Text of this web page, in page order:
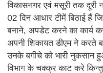
विकासनगर एवं मसूरी तक दूरी
02 दिन आधार टीमें बिठाई हैं
बनाने, अपडेट करने का कार्य
अपनी शिकायत डीएम ने करते
उनके बगीचे को भारी नुकसान
विभाग के चक्क्र काट करे किन्तु